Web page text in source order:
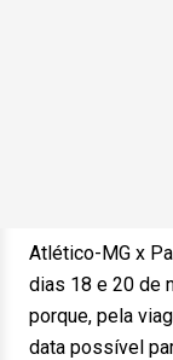
Atlético-MG x
dias 18 e 20 de
porque, pela
data possível